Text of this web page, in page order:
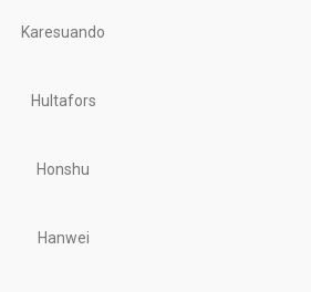
Karesuando
Hultafors
Honshu
Hanwei